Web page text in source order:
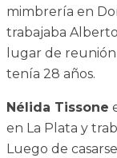
mimbrería en
trabajaba
lugar de
tenía 28 años.
Nélida Tissone
en La Plata y
Luego de